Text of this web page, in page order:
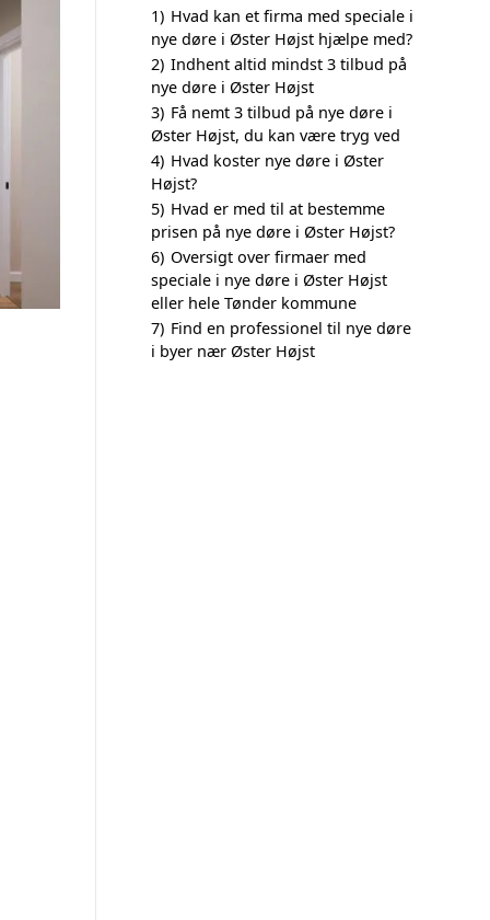
1) Hvad kan et firma med speciale i
nye døre i Øster Højst hjælpe med?
2) Indhent altid mindst 3 tilbud på
nye døre i Øster Højst
3) Få nemt 3 tilbud på nye døre i
Øster Højst, du kan være tryg ved
4) Hvad koster nye døre i Øster
Højst?
5) Hvad er med til at bestemme
prisen på nye døre i Øster Højst?
6) Oversigt over firmaer med
speciale i nye døre i Øster Højst
eller hele Tønder kommune
7) Find en professionel til nye døre
i byer nær Øster Højst